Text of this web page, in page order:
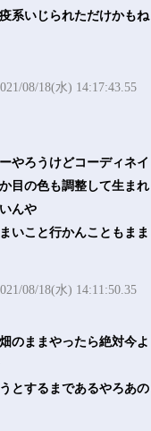
系いじられただけかもね
08/18(水) 14:17:43.55
やろうけどコーディネイ
目の色も調整して生まれ
んや
いこと行かんこともまま
08/18(水) 14:11:50.35
のままやったら絶対今よ
とするまであるやろあの